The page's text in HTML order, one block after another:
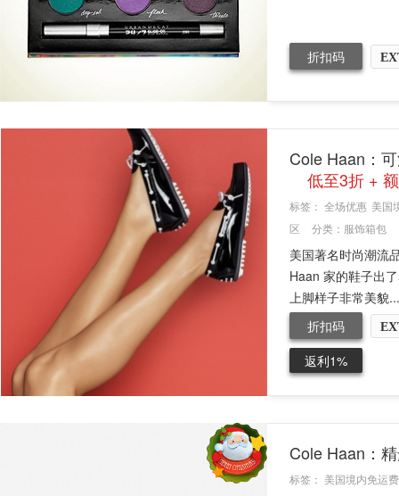
折扣码
Cole Haan：
低至3折 +
标签： 全场优惠 美国
区
分类： 服饰箱包
美国著名时尚潮流
Haan 家的鞋子出
上脚样子非常美貌...
折扣码
返利1%
Cole Haan：
标签： 美国境内免运费